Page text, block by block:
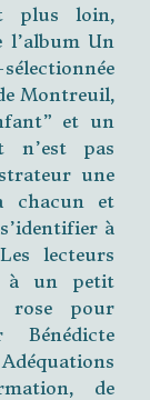
plus loin,
l’album Un
Montreuil,
et un
n’est pas
une
chacun et
à
lecteurs
à un petit
rose pour
Bénédicte
de